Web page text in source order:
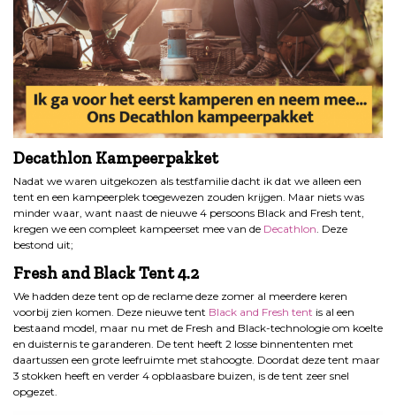
Decathlon Kampeerpakket
Nadat we waren uitgekozen als testfamilie dacht ik dat we alleen een
tent en een kampeerplek toegewezen zouden krijgen. Maar niets was
minder waar, want naast de nieuwe 4 persoons Black and Fresh tent,
kregen we een compleet kampeerset mee van de Decathlon. Deze
bestond uit;
Fresh and Black Tent 4.2
We hadden deze tent op de reclame deze zomer al meerdere keren
voorbij zien komen. Deze nieuwe tent Black and Fresh tent is al een
bestaand model, maar nu met de Fresh and Black-technologie om koelte
en duisternis te garanderen. De tent heeft 2 losse binnententen met
daartussen een grote leefruimte met stahoogte. Doordat deze tent maar
3 stokken heeft en verder 4 opblaasbare buizen, is de tent zeer snel
opgezet.